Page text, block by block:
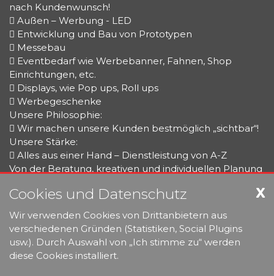
nach Kundenwunsch!
 Außen – Werbung - LED
 Entwicklung und Bau von Prototypen
 Messebau
 Eventbedarf wie Werbebanner, Fahnen, Shop
Einrichtungen, etc.
 Displays, wie Pop ups, Roll ups
 Werbegeschenke
Unsere Philosophie:
 Wir machen unsere Kunden bestmöglich „sichtbar“!
Unsere Stärke:
 Alles aus einer Hand – Dienstleistung von A-Z
Von der Beratung, kreativen und individuellen Planung
und Umsetzung Ihrer Wünsche.
 Unsere langjährigen Kooperationspartner tragen zur
professionellen
Ausführung Ihres Projektes bei, werden von uns
koordiniert und arbeiten nach
X
Cookies und Datenschutz
Wir verwenden Cookies von Drittanbietern aus
verschiedenen Gründen (Statistiken, Social Plugins
usw.). Durch Auswahl von „Ich stimme zu“ werden
diese Cookies installiert.